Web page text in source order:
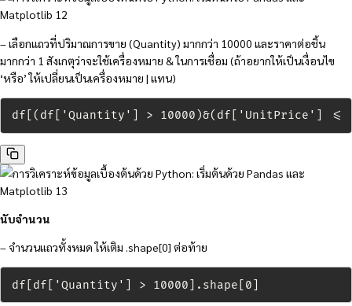
– เลือกแถวที่ปริมาณการขาย (Quantity) มากกว่า 10000 และราคาต่อชิ้น
มากกว่า 1 สังเกตุว่าจะใช้เครื่องหมาย & ในการเชื่อม (ถ้าอยากให้เป็นเงื่อนไข
‘หรือ’ ให้เปลี่ยนเป็นเครื่องหมาย | แทน)
df[(df['Quantity'] > 10000)&(df['UnitPrice'] <=
นับจำนวน
– จำนวนแถวทั้งหมด ให้เติม .shape[0] ต่อท้าย
df[df['Quantity'] > 10000].shape[0]